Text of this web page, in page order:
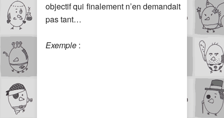
objectif qui finalement n’en demandait
pas tant…
Exemple :